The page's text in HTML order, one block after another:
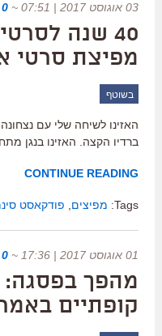
03 אוגוסט 2017 | 07:51 ~
0 COMMENTS
40 שנה
מפיצת סרטי
בשוטף
האזינו לשיחה שלי עם
ברדיו הקצה. האזינו בנגן
CONTINUE READING
Tags: מפיצים פודקאסט
01 אוגוסט 2017 | 17:36 ~
0 COMMENTS
מהפך בפסגה:
קופתיים